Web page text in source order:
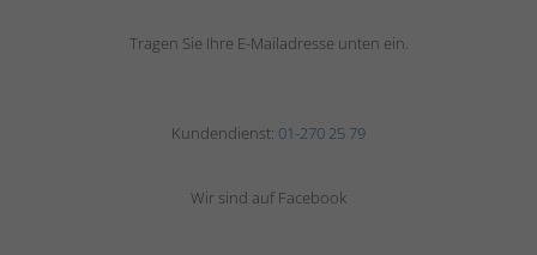
Tragen Sie Ihre E-Mailadresse unten ein.
Kundendienst: 01-270 25 79
Wir sind auf Facebook